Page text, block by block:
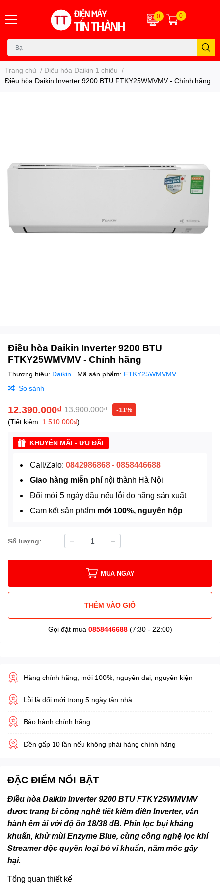
0 0
Trang chủ / Điều hòa Daikin 1 chiều /
Điều hòa Daikin Inverter 9200 BTU FTKY25WMVMV - Chính hãng
Điều hòa Daikin Inverter 9200 BTU
FTKY25WMVMV - Chính hãng
Thương hiệu: Daikin Mã sản phẩm: FTKY25WMVMV
So sánh
12.390.000₫ 13.900.000₫
-11%
(Tiết kiệm: 1.510.000₫)
KHUYẾN MÃI - ƯU ĐÃI
Call/Zalo: 0842986868 - 0858446688
Giao hàng miễn phí nội thành Hà Nội
Đổi mới 5 ngày đầu nếu lỗi do hãng sản xuất
Cam kết sản phẩm mới 100%, nguyên hộp
Số lượng:
MUA NGAY
THÊM VÀO GIỎ
Gọi đặt mua 0858446688(7:30 - 22:00)
Hàng chính hãng, mới 100%, nguyên đai, nguyên kiện
Lỗi là đổi mới trong 5 ngày tận nhà
Bảo hành chính hãng
Đền gấp 10 lần nếu không phải hàng chính hãng
ĐẶC ĐIỂM NỔI BẬT
Điều hòa Daikin Inverter 9200 BTU FTKY25WMVMV
được trang bị công nghệ tiết kiệm điện Inverter, vận
hành êm ái với độ ồn 18/38 dB. Phin lọc bụi kháng
khuẩn, khử mùi Enzyme Blue, cùng công nghệ lọc khí
Streamer độc quyền loại bỏ vi khuẩn, nấm mốc gây
hại.
Tổng quan thiết kế